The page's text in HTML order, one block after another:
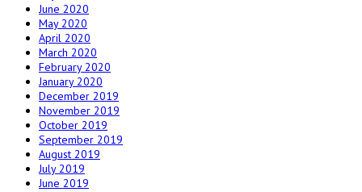
June 2020
May 2020
April 2020
March 2020
February 2020
January 2020
December 2019
November 2019
October 2019
September 2019
August 2019
July 2019
June 2019